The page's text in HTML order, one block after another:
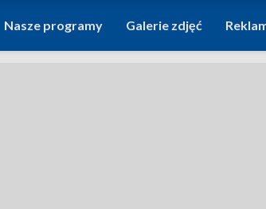
Nasze programy Galerie zdjęć